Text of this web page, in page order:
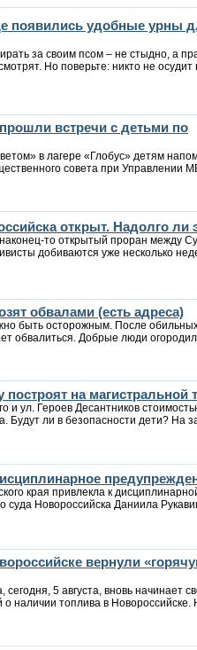
появились удобные урны
за своим псом – не стыдно, а
Но поверьте: никто не осудит
встречи с детьми по
в лагере «Глобус» детям
совета при Управлении
открыт. Надолго ли
то открытый проран между
добиваются уже несколько
обвалами (есть адреса)
быть осторожным. После
обвалиться. Добрые люди
на магистральной
и ул. Героев Десантников
Будут ли в безопасности дети? На
края привлекла к
суда Новороссийска Даниила
вернули
5 августа, вновь начинает
наличии топлива в Новороссийске.